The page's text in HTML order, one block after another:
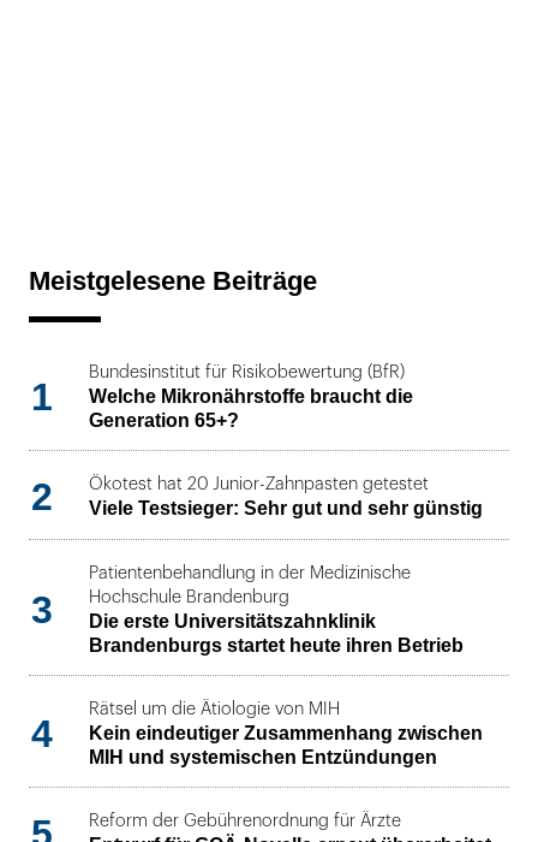
Meistgelesene Beiträge
1
Bundesinstitut für Risikobewertung (BfR)
Welche Mikronährstoffe braucht die
Generation 65+?
2 Ökotest hat 20 Junior-Zahnpasten getestet
Viele Testsieger: Sehr gut und sehr günstig
3
Patientenbehandlung in der Medizinische
Hochschule Brandenburg
Die erste Universitätszahnklinik
Brandenburgs startet heute ihren Betrieb
4
Rätsel um die Ätiologie von MIH
Kein eindeutiger Zusammenhang zwischen
MIH und systemischen Entzündungen
Reform der Gebührenordnung für Ärzte